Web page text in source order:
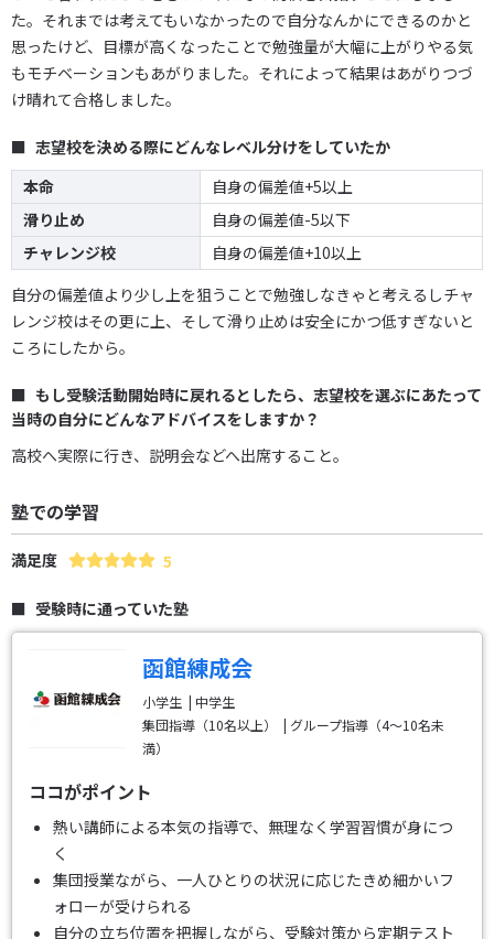
た。それまでは考えてもいなかったので自分なんかにできるのかと
思ったけど、目標が高くなったことで勉強量が大幅に上がりやる気
もモチベーションもあがりました。それによって結果はあがりつづ
け晴れて合格しました。
志望校を決める際にどんなレベル分けをしていたか
本命
自身の偏差値+5以上
滑り止め
自身の偏差値-5以下
チャレンジ校
自身の偏差値+10以上
自分の偏差値より少し上を狙うことで勉強しなきゃと考えるしチャ
レンジ校はその更に上、そして滑り止めは安全にかつ低すぎないと
ころにしたから。
もし受験活動開始時に戻れるとしたら、志望校を選ぶにあたって
当時の自分にどんなアドバイスをしますか？
高校へ実際に行き、説明会などへ出席すること。
塾での学習
満足度 5
受験時に通っていた塾
函館練成会
小学生
中学生
集団指導（10名以上）
グループ指導（4～10名未
満）
ココがポイント
熱い講師による本気の指導で、無理なく学習習慣が身につ
く
集団授業ながら、一人ひとりの状況に応じたきめ細かいフ
ォローが受けられる
自分の立ち位置を把握しながら、受験対策から定期テスト